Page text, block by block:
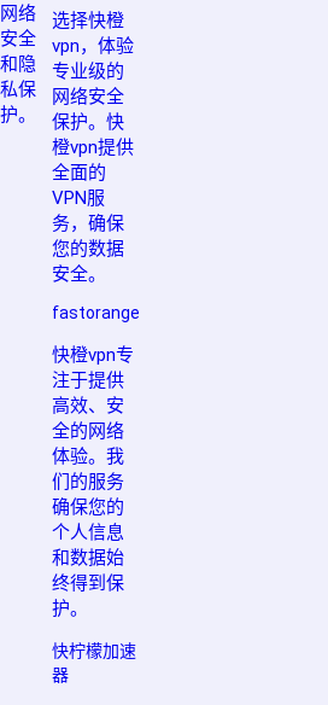
网络
安全
和隐
私保
护。
选择快橙
vpn，体验
专业级的
网络安全
保护。快
橙vpn提供
全面的
VPN服
务，确保
您的数据
安全。
fastorange
快橙vpn专
注于提供
高效、安
全的网络
体验。我
们的服务
确保您的
个人信息
和数据始
终得到保
护。
快柠檬加速
器